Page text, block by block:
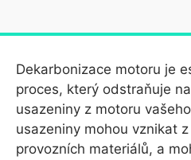
Dekarbonizace motoru je
proces, který odstraňuje
usazeniny z motoru
usazeniny mohou vznikat
provozních materiálů, a